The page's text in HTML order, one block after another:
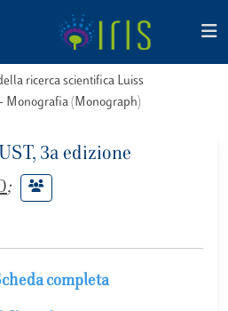
ricerca scientifica Luiss
Monografia (Monograph)
3a edizione
;
completa